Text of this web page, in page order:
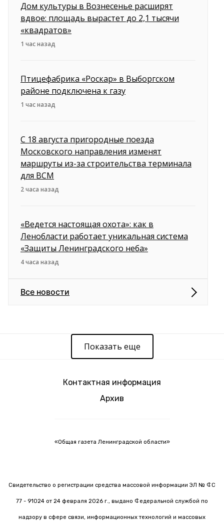
Дом культуры в Вознесенье расширят
вдвое: площадь вырастет до 2,1 тысячи
«квадратов»
1 час назад
Птицефабрика «Роскар» в Выборгском
районе подключена к газу
1 час назад
С 18 августа пригородные поезда
Московского направления изменят
маршруты из-за строительства терминала
для ВСМ
2 часа назад
«Ведется настоящая охота»: как в
Ленобласти работает уникальная система
«Защиты Ленинградского неба»
4 часа назад
Все новости
Показать еще
Контактная информация
Архив
«Общая газета Ленинградской области»
Свидетельство о регистрации средства массовой информации ЭЛ № ФС
77 - 91024 от 24 февраля 2026 г., выдано Федеральной службой по
надзору в сфере связи, информационных технологий и массовых